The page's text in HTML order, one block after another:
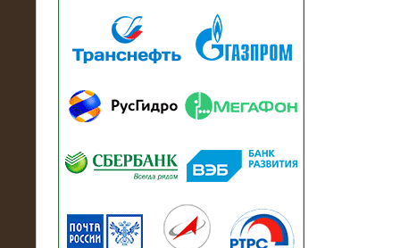
Активно-реактивные нагрузочные
модули 15 МВт (21,5 МВА) На Кубок
конфедераций